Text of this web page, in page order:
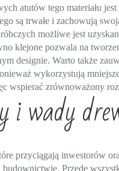
atutów tego materiału
są trwałe i zachowują
możliwe jest
klejone pozwala na
designie. Warto także
wykorzystują
wspierać zrównoważony
wady
przyciągają inwestorów
Przede